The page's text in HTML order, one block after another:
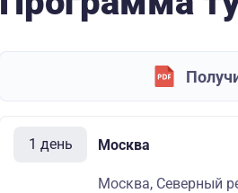
1 день Москва
Москва, Северный